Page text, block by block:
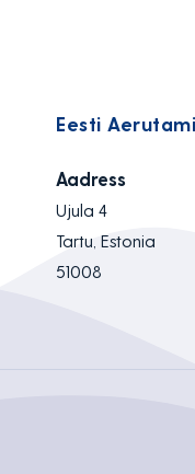
Eesti
Aadress
Ujula 4
Tartu, Estonia
51008